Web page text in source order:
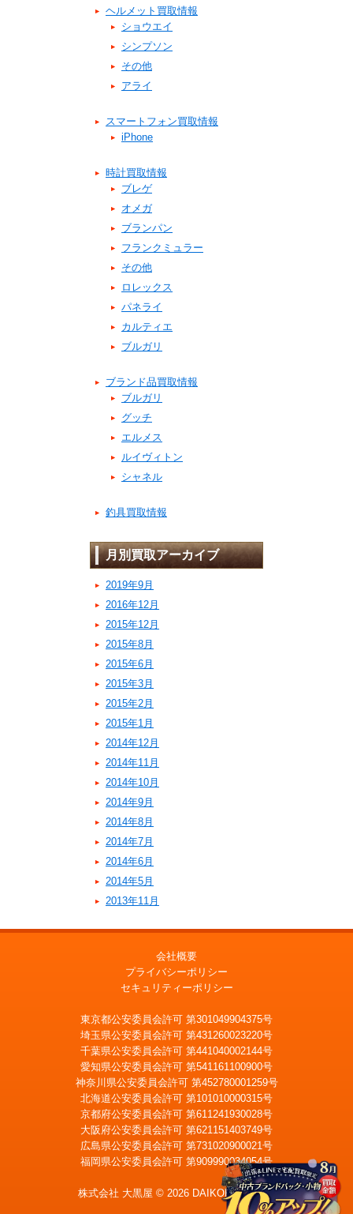
ヘルメット買取情報
ショウエイ
シンプソン
その他
アライ
スマートフォン買取情報
iPhone
時計買取情報
ブレゲ
オメガ
ブランパン
フランクミュラー
その他
ロレックス
パネライ
カルティエ
ブルガリ
ブランド品買取情報
ブルガリ
グッチ
エルメス
ルイヴィトン
シャネル
釣具買取情報
月別買取アーカイブ
2019年9月
2016年12月
2015年12月
2015年8月
2015年6月
2015年3月
2015年2月
2015年1月
2014年12月
2014年11月
2014年10月
2014年9月
2014年8月
2014年7月
2014年6月
2014年5月
2013年11月
会社概要
プライバシーポリシー
セキュリティーポリシー
東京都公安委員会許可 第301049904375号
埼玉県公安委員会許可 第431260023220号
千葉県公安委員会許可 第441040002144号
愛知県公安委員会許可 第541161100900号
神奈川県公安委員会許可 第452780001259号
北海道公安委員会許可 第101010000315号
京都府公安委員会許可 第611241930028号
大阪府公安委員会許可 第621151403749号
広島県公安委員会許可 第731020900021号
福岡県公安委員会許可 第909990034054号
株式会社 大黒屋 © 2026 DAIKOKUYA, Inc.